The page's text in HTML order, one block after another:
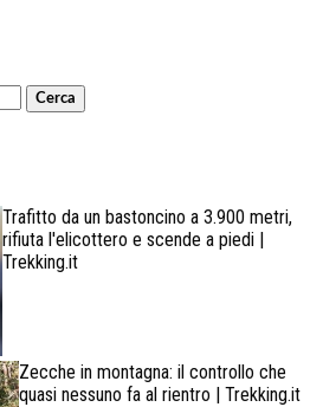
Cerca
Trafitto da un bastoncino a 3.900 metri,
rifiuta l'elicottero e scende a piedi |
Trekking.it
Zecche in montagna: il controllo che
quasi nessuno fa al rientro | Trekking.it